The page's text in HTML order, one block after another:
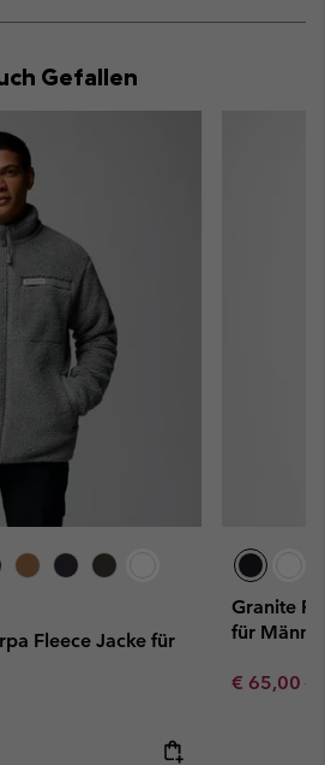
or
Gefallen
Fleece Jacke für
Granite
für
Sale price:
€ 65,00€